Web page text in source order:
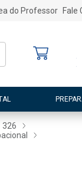
do Professor Fale
326